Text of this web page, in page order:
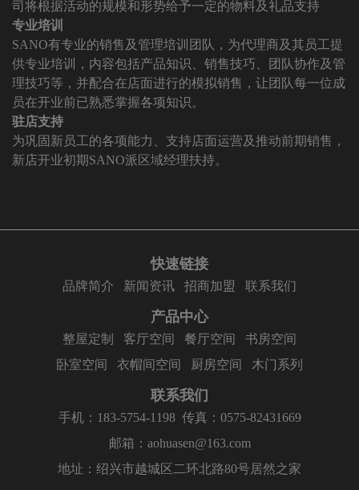
司将根据活动的规模和形势给予一定的物料及礼品支持
专业培训
SANO有专业的销售及管理培训团队，为代理商及其员工提
供专业培训，内容包括产品知识、销售技巧、团队协作及管
理技巧等，并配合在店面进行的模拟销售，让团队每一位成
员在开业前已熟悉掌握各项知识。
驻店支持
为巩固新员工的各项能力、支持店面运营及推动前期销售，
新店开业初期SANO派区域经理扶持。
快速链接
品牌简介 新闻资讯 招商加盟 联系我们
产品中心
整屋定制 客厅空间 餐厅空间
书房空间
卧室空间
衣帽间空间 厨房空间 木门系列
联系我们
手机：183-5754-1198 传真：0575-82431669
邮箱：aohuasen@163.com
地址：绍兴市越城区二环北路80号居然之家